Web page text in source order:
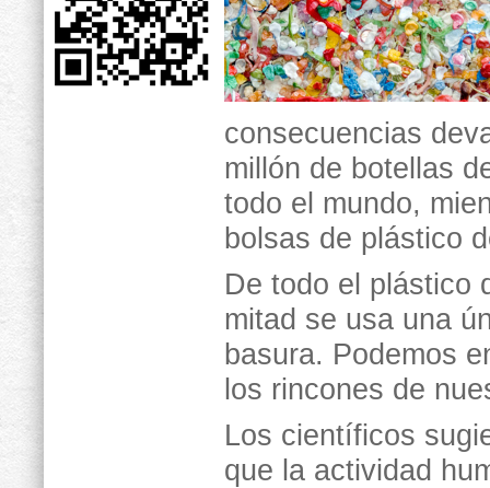
consecuencias
millón de botellas
todo el mundo,
bolsas de plástico
De todo el plástico
mitad se usa una
basura. Podemos
los rincones de
Los científicos
que la actividad